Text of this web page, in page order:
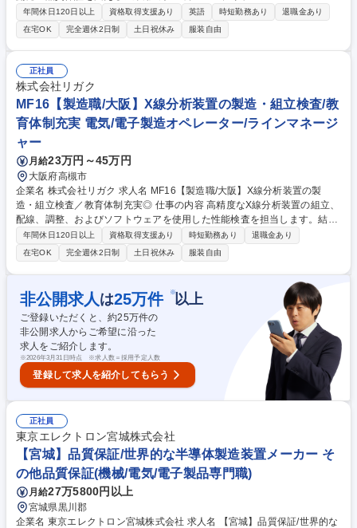
ア。装置の導入支援や、顧客の課題を解決するための最適な評価手法設
計、解析支援、営業との同行提案等をご担当いただきます。 【詳細】■顧
客サンプルの測定および解析・装置導入時の立ち上げ、操作トレーニング
■営業と連携した技術提案、デモ、技術プレゼン ■新規アプリケーション
開発 ■学会等での技術発信 等 【製品の魅力】対象物を破壊せずに内部を3
次元可視化できるX線CT。電子部品や半導体、ライフサイエンス等、最先
端のモノづくりに貢献する技術コンサルタントとして活躍できます。 募集
職種 CS09【アプリケーションエンジニア/昭島】未経験可◎物理、化学系
出身者歓迎！
年間休日120日以上 資格取得支援あり 英語 時短勤務あり
退職金あり
在宅OK
完全週休2日制 土日祝休み 服装自由
正社員
株式会社リガク
MF16【製造職/大阪】X線分析装置の製造・組立検査/教
育体制充実 電気/電子製造オペレーター/ラインマネージ
ャー
月給23万円～45万円
大阪府高槻市
企業名 株式会社リガク 求人名 MF16【製造職/大阪】X線分析装置の製
造・組立検査／教育体制充実◎ 仕事の内容 高精度なX線分析装置の組立、
配線、調整、およびソフトウェアを使用した性能検査を担当します。結晶
や検出器など、自社で内製している重要な要素部品（キーデバイス）の組
立・製作にも携わります。 【詳細】簡単な構造のユニット組立からスター
トし、段階的にカスタム仕様設備の性能検査までお任せします。実務比率
は製造90%、書類等の間接業務10%です。 【教育】作業指図書を使ったO
JT、実機での検査トレーニング、安全やX線に関する基礎教育を完備して
おり、着実にスキルを習得できます。 募集職種 MF16【製造職/大阪】X線
分析装置の製造・組立検査／教育体制充実◎
年間休日120日以上 資格取得支援あり 時短勤務あり
退職金あり
在宅OK
完全週休2日制 土日祝休み 服装自由
非公開求人 は25万件 ※以上
ご登録いただくと、約25万件の
非公開求人からご希望に沿った
求人をご紹介します。
※2026年3月31日時点 ※求人数＝採用予定人数
登録して求人を紹介してもらう
正社員
東京エレクトロン宮城株式会社
【宮城】品質保証/世界的な半導体製造装置メーカー そ
の他品質保証(機械/電気/電子製品専門職)
月給27万5800円以上
宮城県黒川郡
企業名 東京エレクトロン宮城株式会社 求人名 【宮城】品質保証/世界的な